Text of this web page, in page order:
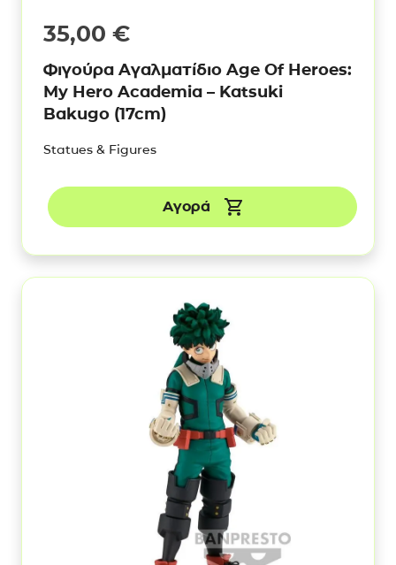
35,00 €
Φιγούρα Αγαλματίδιο Age Of Heroes:
My Hero Academia – Katsuki
Bakugo (17cm)
Statues & Figures
Αγορά